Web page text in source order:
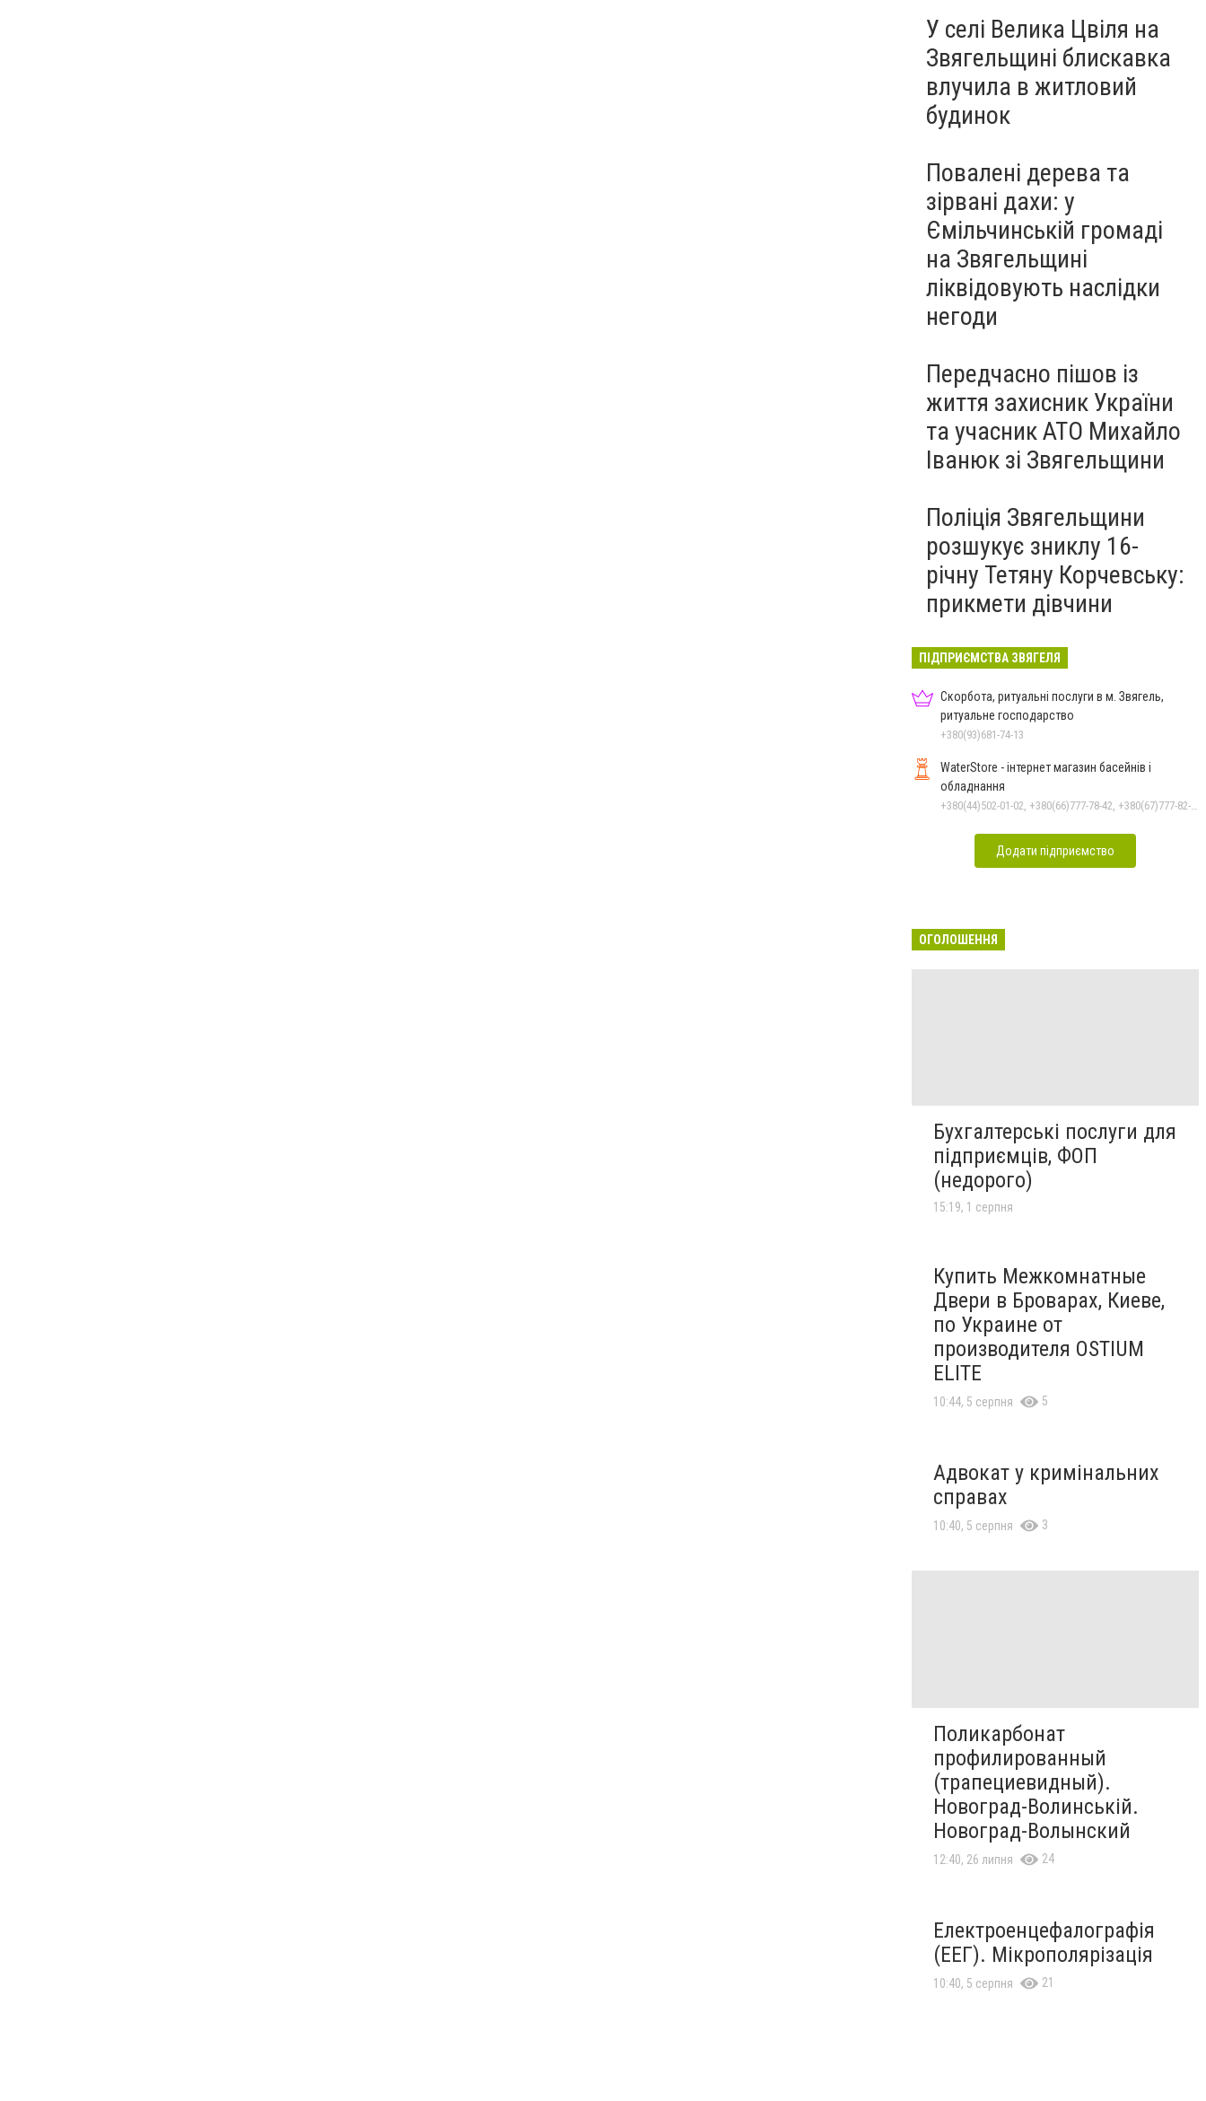
У селі Велика Цвіля на
Звягельщині блискавка
влучила в житловий
будинок
Повалені дерева та
зірвані дахи: у
Ємільчинській громаді
на Звягельщині
ліквідовують наслідки
негоди
Передчасно пішов із
життя захисник України
та учасник АТО Михайло
Іванюк зі Звягельщини
Поліція Звягельщини
розшукує зниклу 16-
річну Тетяну Корчевську:
прикмети дівчини
ПІДПРИЄМСТВА ЗВЯГЕЛЯ
Скорбота, ритуальні послуги в м. Звягель,
ритуальне господарство
+380(93)681-74-13
WaterStore - інтернет магазин басейнів і
обладнання
+380(44)502-01-02, +380(66)777-78-42, +380(67)777-82-19, +380(67)890-80-80, +380(73)890-80-80, +380(44)502-01-03
Додати підприємство
ОГОЛОШЕННЯ
Бухгалтерські послуги для
підприємців, ФОП
(недорого)
15:19, 1 серпня
Купить Межкомнатные
Двери в Броварах, Киеве,
по Украине от
производителя OSTIUM
ELITE
10:44, 5 серпня 5
Адвокат у кримінальних
справах
10:40, 5 серпня 3
Поликарбонат
профилированный
(трапециевидный).
Новоград-Волинській.
Новоград-Волынский
12:40, 26 липня 24
Електроенцефалографія
(ЕЕГ). Мікрополярізація
10:40, 5 серпня 21